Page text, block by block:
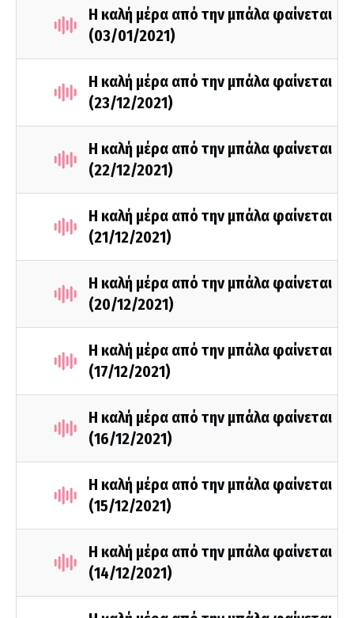
Η καλή μέρα από την μπάλα φαίνεται
(03/01/2021)
Η καλή μέρα από την μπάλα φαίνεται
(23/12/2021)
Η καλή μέρα από την μπάλα φαίνεται
(22/12/2021)
Η καλή μέρα από την μπάλα φαίνεται
(21/12/2021)
Η καλή μέρα από την μπάλα φαίνεται
(20/12/2021)
Η καλή μέρα από την μπάλα φαίνεται
(17/12/2021)
Η καλή μέρα από την μπάλα φαίνεται
(16/12/2021)
Η καλή μέρα από την μπάλα φαίνεται
(15/12/2021)
Η καλή μέρα από την μπάλα φαίνεται
(14/12/2021)